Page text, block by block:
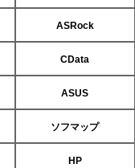
ASRock
CData
ASUS
ソフマップ
HP